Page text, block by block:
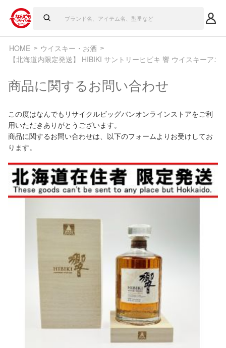
HOME
ウイスキー・お酒
【北海道内限定発送】 HIBIKI サントリーヒビキ 響 ウイスキーア
商品に関するお問い合わせ
この度はなんでもリサイクルビッグバンオンラインストアをご利
用いただきありがとうございます。
商品に関するお問い合わせは、以下のフォームよりお受けしてお
ります。